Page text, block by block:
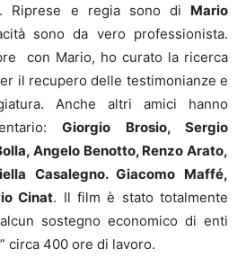
Riprese e regia sono di Mario
sono da vero professionista.
con Mario, ho curato la ricerca
il recupero delle testimonianze e
Anche altri amici hanno
Giorgio Brosio, Sergio
Angelo Benotto, Renzo Arato,
Casalegno. Giacomo Maffé,
Cinat. Il film è stato totalmente
sostegno economico di enti
circa 400 ore di lavoro.